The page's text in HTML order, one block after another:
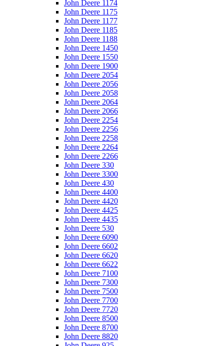
John Deere 1174
John Deere 1175
John Deere 1177
John Deere 1185
John Deere 1188
John Deere 1450
John Deere 1550
John Deere 1900
John Deere 2054
John Deere 2056
John Deere 2058
John Deere 2064
John Deere 2066
John Deere 2254
John Deere 2256
John Deere 2258
John Deere 2264
John Deere 2266
John Deere 330
John Deere 3300
John Deere 430
John Deere 4400
John Deere 4420
John Deere 4425
John Deere 4435
John Deere 530
John Deere 6090
John Deere 6602
John Deere 6620
John Deere 6622
John Deere 7100
John Deere 7300
John Deere 7500
John Deere 7700
John Deere 7720
John Deere 8500
John Deere 8700
John Deere 8820